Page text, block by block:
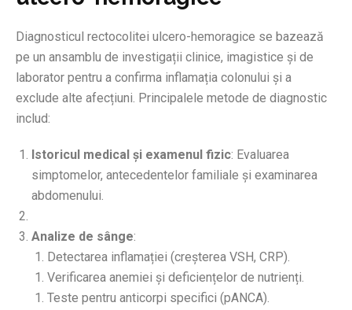
Diagnosticul rectocolitei ulcero-hemoragice se bazează
pe un ansamblu de investigații clinice, imagistice și de
laborator pentru a confirma inflamația colonului și a
exclude alte afecțiuni. Principalele metode de diagnostic
includ:
Istoricul medical și examenul fizic: Evaluarea
simptomelor, antecedentelor familiale și examinarea
abdomenului.
Analize de sânge:
Detectarea inflamației (creșterea VSH, CRP).
Verificarea anemiei și deficiențelor de nutrienți.
Teste pentru anticorpi specifici (pANCA).